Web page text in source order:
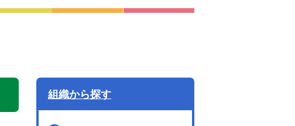
組織から探す